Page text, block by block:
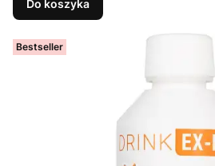
Do koszyka
Bestseller